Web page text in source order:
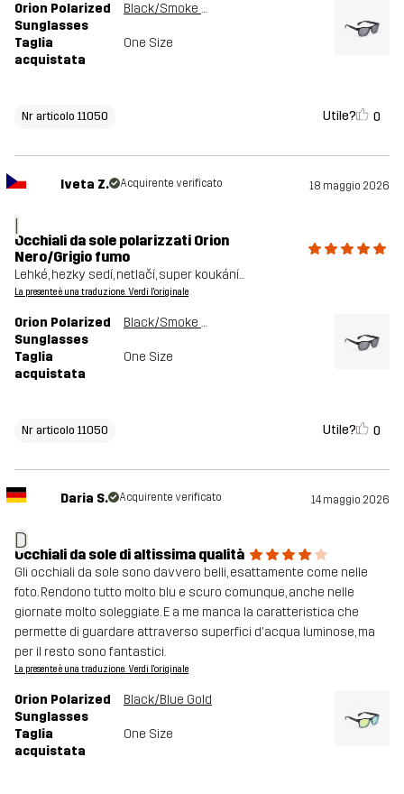
Orion Polarized
Sunglasses
Black/Smoke Grey
Taglia
acquistata
One Size
Nr articolo 11050 Utile? 0
I
Iveta Z. Acquirente verificato 18 maggio 2026
Occhiali da sole polarizzati Orion
Nero/Grigio fumo
Lehké, hezky sedí, netlačí, super koukání...
La presente è una traduzione. Verdi l'originale
Orion Polarized
Sunglasses
Black/Smoke Grey
Taglia
acquistata
One Size
Nr articolo 11050 Utile? 0
D
Daria S. Acquirente verificato 14 maggio 2026
Occhiali da sole di altissima qualità
Gli occhiali da sole sono davvero belli, esattamente come nelle
foto. Rendono tutto molto blu e scuro comunque, anche nelle
giornate molto soleggiate. E a me manca la caratteristica che
permette di guardare attraverso superfici d'acqua luminose, ma
per il resto sono fantastici.
La presente è una traduzione. Verdi l'originale
Orion Polarized
Sunglasses
Black/Blue Gold
Taglia
acquistata
One Size